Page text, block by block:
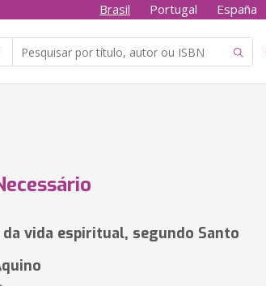
Brasil Portugal España
vida espiritual, segundo Santo